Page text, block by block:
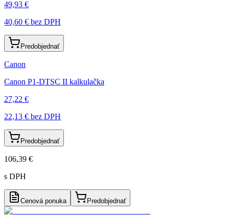
49,93 €
40,60 € bez DPH
Predobjednať
Canon
Canon P1-DTSC II kalkulačka
27,22 €
22,13 € bez DPH
Predobjednať
106,39 €
s DPH
Cenová ponuka Predobjednať